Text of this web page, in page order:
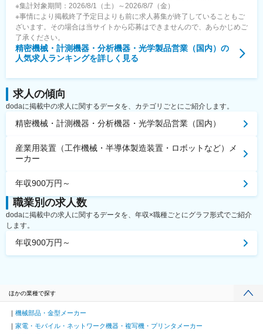
※集計対象期間：2026/8/1（土）～2026/8/7（金）
※事情により掲載終了予定日よりも前に求人募集が終了していることもご
ざいます。その場合は当サイトから応募はできませんので、あらかじめご
了承ください。
精密機械・計測機器・分析機器・光学製品営業（国内） の
人気求人ランキングを詳しく見る
求人の傾向
dodaに掲載中の求人に関するデータを、カテゴリごとにご紹介します。
精密機械・計測機器・分析機器・光学製品営業（国内）
産業用装置（工作機械・半導体製造装置・ロボットなど）メ
ーカー
年収900万円～
職業別の求人数
dodaに掲載中の求人に関するデータを、年収×職種ごとにグラフ形式でご紹介
します。
年収900万円～
ほかの業種で探す
機械部品・金型メーカー
家電・モバイル・ネットワーク機器・複写機・プリンタメーカー